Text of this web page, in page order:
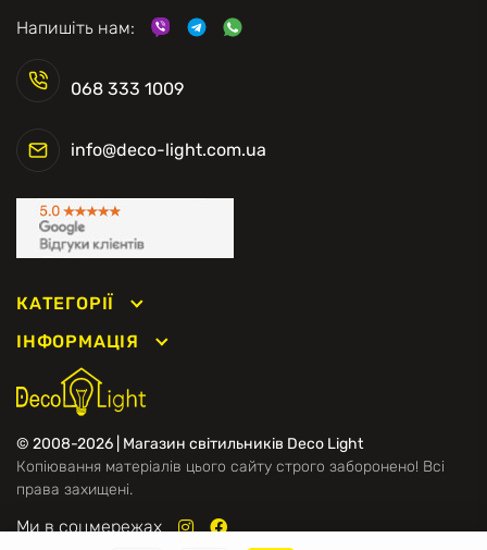
© 2008-2026 | Магазин світильників Deco Light
Копіювання матеріалів цього сайту строго заборонено! Всі
права захищені.
Ми в соцмережах
КАТЕГОРІЇ
ІНФОРМАЦІЯ
068 333 1009
info@deco-light.com.ua
Напишіть нам: